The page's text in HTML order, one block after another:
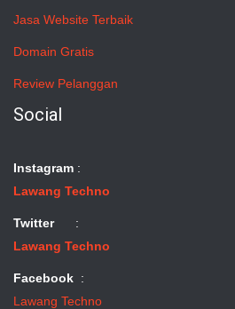
Jasa Website Terbaik
Domain Gratis
Review Pelanggan
Social
Instagram :
Lawang Techno
Twitter:
Lawang Techno
Facebook :
Lawang Techno